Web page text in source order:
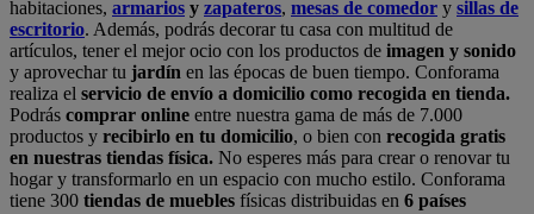
habitaciones, armarios y zapateros, mesas de comedor y sillas de
escritorio. Además, podrás decorar tu casa con multitud de
artículos, tener el mejor ocio con los productos de imagen y sonido
y aprovechar tu jardín en las épocas de buen tiempo. Conforama
realiza el servicio de envío a domicilio como recogida en tienda.
Podrás comprar online entre nuestra gama de más de 7.000
productos y recibirlo en tu domicilio, o bien con recogida gratis
en nuestras tiendas física. No esperes más para crear o renovar tu
hogar y transformarlo en un espacio con mucho estilo. Conforama
tiene 300 tiendas de muebles físicas distribuidas en 6 países